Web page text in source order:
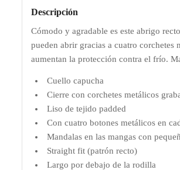
Descripción
Cómodo y agradable es este abrigo
pueden abrir gracias a cuatro
aumentan la protección contra el frío.
Cuello capucha
Cierre con corchetes metálicos
Liso de tejido padded
Con cuatro botones metálicos en
Mandalas en las mangas con
Straight fit (patrón recto)
Largo por debajo de la rodilla